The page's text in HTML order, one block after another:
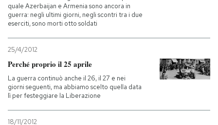
quale Azerbaijan e Armenia sono ancora in
guerra: negli ultimi giorni, negli scontri tra i due
eserciti, sono morti otto soldati
25/4/2012
Perché proprio il 25 aprile
La guerra continuò anche il 26, il 27 e nei
giorni seguenti, ma abbiamo scelto quella data
lì per festeggiare la Liberazione
18/11/2012